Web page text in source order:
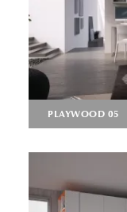
PLAYWOOD 05